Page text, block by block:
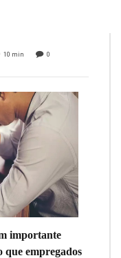
10 min 0
importante
que empregados